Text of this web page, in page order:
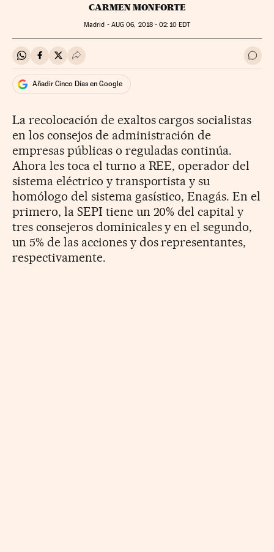
CARMEN MONFORTE
Madrid - AUG 06, 2018 - 02:10EDT
Compartir en Whatsapp
Compartir en Facebook
Compartir en Twitter
Desplegar Redes Sociales Ir a
Añadir Cinco Días en Google
La recolocación de exaltos cargos socialistas
en los consejos de administración de
empresas públicas o reguladas continúa.
Ahora les toca el turno a REE, operador del
sistema eléctrico y transportista y su
homólogo del sistema gasístico, Enagás. En el
primero, la SEPI tiene un 20% del capital y
tres consejeros dominicales y en el segundo,
un 5% de las acciones y dos representantes,
respectivamente.